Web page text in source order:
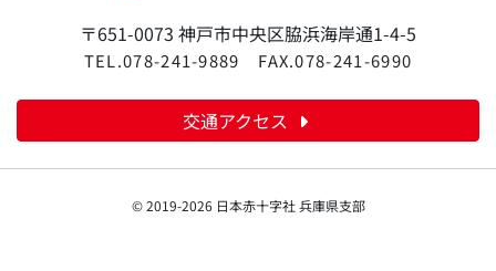
〒651-0073 神戸市中央区脇浜海岸通1-4-5
TEL.078-241-9889 FAX.078-241-6990
交通アクセス
© 2019-2026 日本赤十字社 兵庫県支部